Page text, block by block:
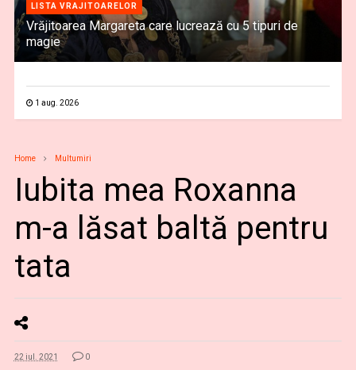
LISTA VRAJITOARELOR
Vrăjitoarea Margareta care lucrează cu 5 tipuri de
magie
1 aug. 2026
Home Multumiri
Iubita mea Roxanna
m-a lăsat baltă pentru
tata
22 iul. 2021 0